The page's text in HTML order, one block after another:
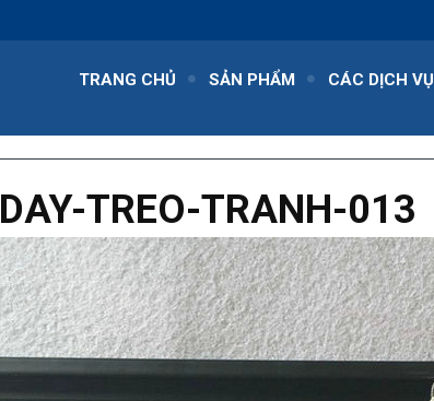
TRANG CHỦ SẢN PHẨM CÁC DỊCH VỤ
DAY-TREO-TRANH-013